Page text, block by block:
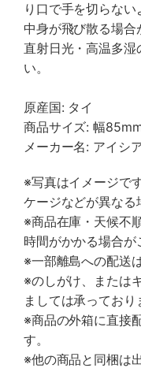
り口で手を切らな
中身が飛び散る場合
直射日光・高温多湿
い。
原産国: タイ
商品サイズ: 幅
メーカー名: アイシ
※写真はイメージで
ケージなどが異なる
※商品在庫・天候不
時間がかかる場合が
※一部離島への配送
※のしがけ、または
ましては承っており
※商品の外箱に直接
す。
※他の商品と同梱は